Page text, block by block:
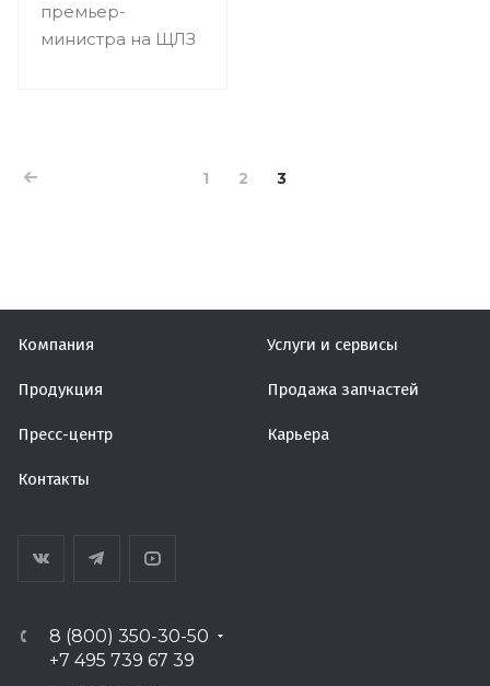
премьер-
министра на ЩЛЗ
1 2 3
Компания Услуги и сервисы
Продукция Продажа запчастей
Пресс-центр Карьера
Контакты
8 (800) 350-30-50
+7 495 739 67 39